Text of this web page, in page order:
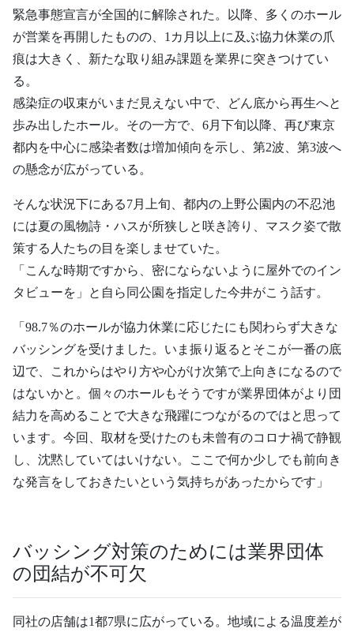
緊急事態宣言が全国的に解除された。以降、多くのホール
が営業を再開したものの、1カ月以上に及ぶ協力休業の爪
痕は大きく、新たな取り組み課題を業界に突きつけてい
る。
感染症の収束がいまだ見えない中で、どん底から再生へと
歩み出したホール。その一方で、6月下旬以降、再び東京
都内を中心に感染者数は増加傾向を示し、第2波、第3波へ
の懸念が広がっている。
そんな状況下にある7月上旬、都内の上野公園内の不忍池
には夏の風物詩・ハスが所狭しと咲き誇り、マスク姿で散
策する人たちの目を楽しませていた。
「こんな時期ですから、密にならないように屋外でのイン
タビューを」と自ら同公園を指定した今井がこう話す。
「98.7％のホールが協力休業に応じたにも関わらず大きな
バッシングを受けました。いま振り返るとそこが一番の底
辺で、これからはやり方や心がけ次第で上向きになるので
はないかと。個々のホールもそうですが業界団体がより団
結力を高めることで大きな飛躍につながるのではと思って
います。今回、取材を受けたのも未曾有のコロナ禍で静観
し、沈黙していてはいけない。ここで何か少しでも前向き
な発言をしておきたいという気持ちがあったからです」
バッシング対策のためには業界団体
の団結が不可欠
同社の店舗は1都7県に広がっている。地域による温度差が